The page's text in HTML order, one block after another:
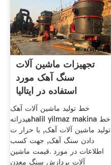
تجهیزات ماشین آلات
سنگ آهک مورد
استفاده در ایتالیا
خط تولید ماشین آلات آهک
هیدراتهhalil yilmaz makina خط
تولید ماشین آلات آهک, با حرار ت
دادن سنگ آهک, جهت کسب
اطلاعات در مورد .قیمت ماشین
آلات پردازش سنگ معدن